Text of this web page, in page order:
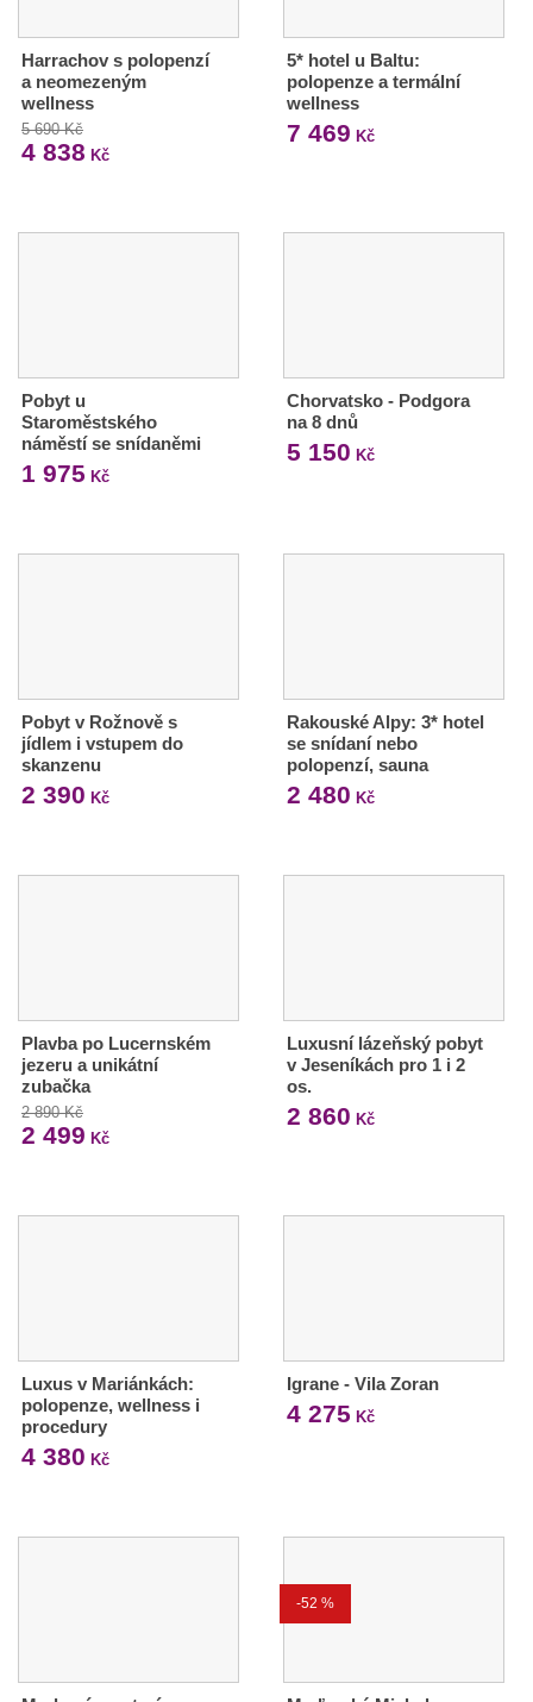
Harrachov s polopenzí
a neomezeným
wellness
5 690 Kč
4 838 Kč
5* hotel u Baltu:
polopenze a termální
wellness
7 469 Kč
Pobyt u
Staroměstského
náměstí se snídaněmi
1 975 Kč
Chorvatsko - Podgora
na 8 dnů
5 150 Kč
Pobyt v Rožnově s
jídlem i vstupem do
skanzenu
2 390 Kč
Rakouské Alpy: 3* hotel
se snídaní nebo
polopenzí, sauna
2 480 Kč
Plavba po Lucernském
jezeru a unikátní
zubačka
2 890 Kč
2 499 Kč
Luxusní lázeňský pobyt
v Jeseníkách pro 1 i 2
os.
2 860 Kč
Luxus v Mariánkách:
polopenze, wellness i
procedury
4 380 Kč
Igrane - Vila Zoran
4 275 Kč
-52 %